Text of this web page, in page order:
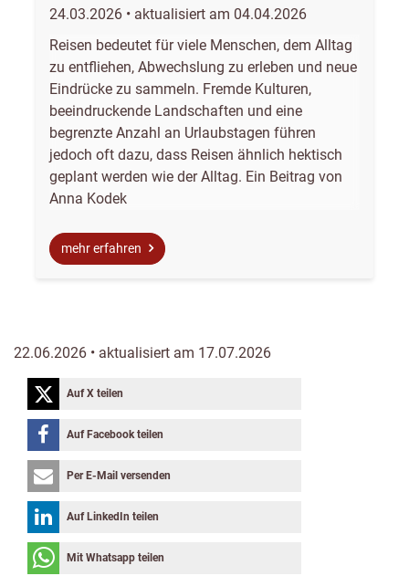
24.03.2026 • aktualisiert am 04.04.2026
Reisen bedeutet für viele Menschen, dem Alltag
zu entfliehen, Abwechslung zu erleben und neue
Eindrücke zu sammeln. Fremde Kulturen,
beeindruckende Landschaften und eine
begrenzte Anzahl an Urlaubstagen führen
jedoch oft dazu, dass Reisen ähnlich hektisch
geplant werden wie der Alltag. Ein Beitrag von
Anna Kodek
mehr erfahren
22.06.2026 • aktualisiert am 17.07.2026
Auf X teilen
Auf Facebook teilen
Per E-Mail versenden
Auf LinkedIn teilen
Mit Whatsapp teilen